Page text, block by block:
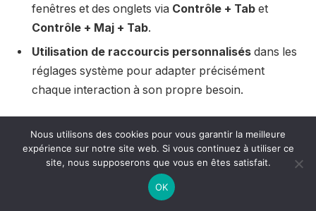
fenêtres et des onglets via Contrôle + Tab et
Contrôle + Maj + Tab.
Utilisation de raccourcis personnalisés dans les
réglages système pour adapter précisément
chaque interaction à son propre besoin.
Cette palette de possibilités souligne l’importance
qu’Apple accorde à l’accessibilité, intégrant ces
éléments dans le Finder tout en valorisant la
modularité et la finesse de la gestion des onglets.
Nous utilisons des cookies pour vous garantir la meilleure
expérience sur notre site web. Si vous continuez à utiliser ce
site, nous supposerons que vous en êtes satisfait.
OK